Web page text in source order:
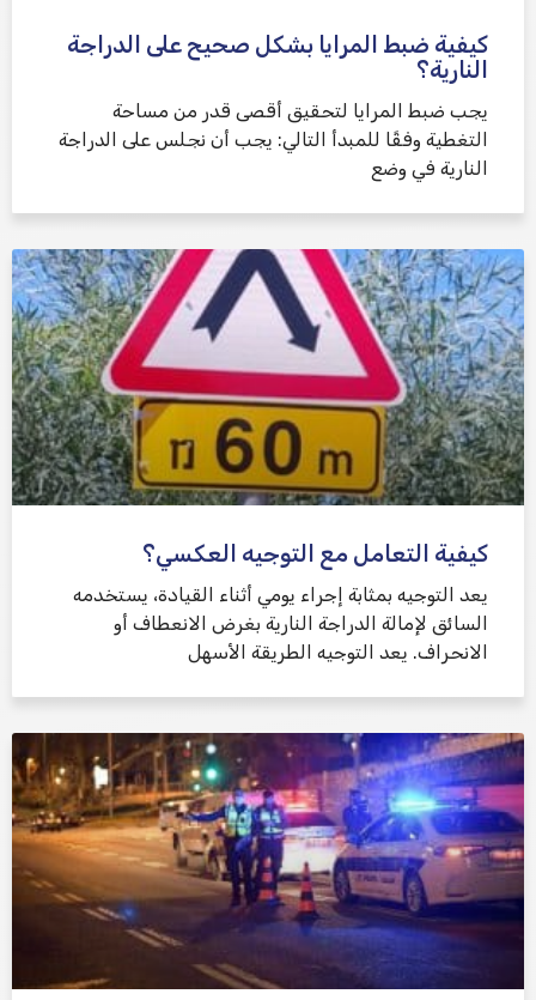
كيفية ضبط المرايا بشكل صحيح على الدراجة
النارية؟
يجب ضبط المرايا لتحقيق أقصى قدر من مساحة
التغطية وفقًا للمبدأ التالي: يجب أن نجلس على الدراجة
النارية في وضع
كيفية التعامل مع التوجيه العكسي؟
يعد التوجيه بمثابة إجراء يومي أثناء القيادة، يستخدمه
السائق لإمالة الدراجة النارية بغرض الانعطاف أو
الانحراف. يعد التوجيه الطريقة الأسهل